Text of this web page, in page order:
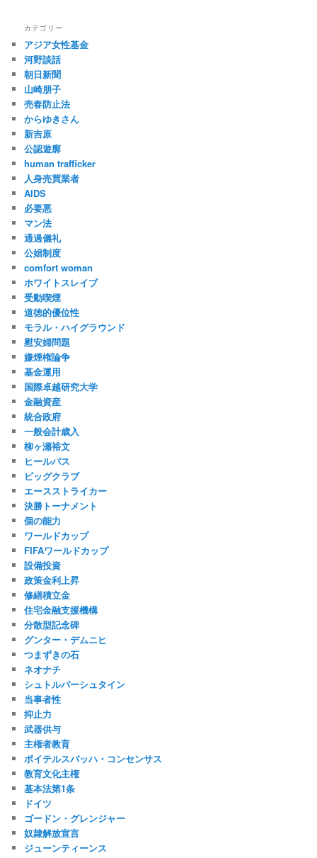
カテゴリー
アジア女性基金
河野談話
朝日新聞
山崎朋子
売春防止法
からゆきさん
新吉原
公認遊廓
human trafficker
人身売買業者
AIDS
必要悪
マン法
通過儀礼
公娼制度
comfort woman
ホワイトスレイブ
受動喫煙
道徳的優位性
モラル・ハイグラウンド
慰安婦問題
嫌煙権論争
基金運用
国際卓越研究大学
金融資産
統合政府
一般会計歳入
柳ヶ瀬裕文
ヒールパス
ビッグクラブ
エースストライカー
決勝トーナメント
個の能力
ワールドカップ
FIFAワールドカップ
設備投資
政策金利上昇
修繕積立金
住宅金融支援機構
分散型記念碑
グンター・デムニヒ
つまずきの石
ネオナチ
シュトルパーシュタイン
当事者性
抑止力
武器供与
主権者教育
ボイテルスバッハ・コンセンサス
教育文化主権
基本法第1条
ドイツ
ゴードン・グレンジャー
奴隷解放宣言
ジューンティーンス